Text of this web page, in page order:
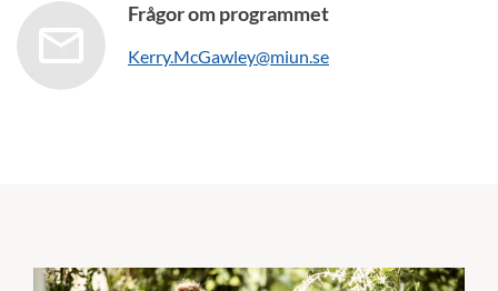
Frågor om programmet
Kerry.McGawley@miun.se